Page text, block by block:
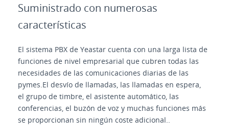
Suministrado con numerosas
características
El sistema PBX de Yeastar cuenta con una larga lista de
funciones de nivel empresarial que cubren todas las
necesidades de las comunicaciones diarias de las
pymes.El desvío de llamadas, las llamadas en espera,
el grupo de timbre, el asistente automático, las
conferencias, el buzón de voz y muchas funciones más
se proporcionan sin ningún coste adicional..